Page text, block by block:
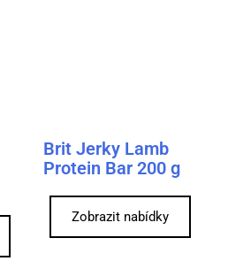
Brit Jerky Lamb
Protein Bar 200 g
Zobrazit nabídky